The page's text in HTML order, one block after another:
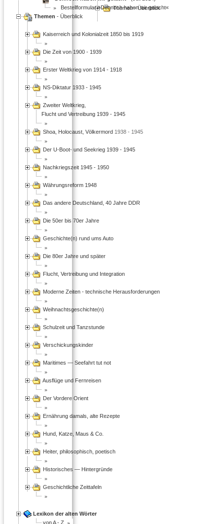
Themen - Überblick
Bestellformular »Dennoch haben wir gelacht«
Themen - Überblick
Kaiserreich und Kolonialzeit 1850 bis 1919
Die Zeit von 1900 - 1939
Erster Weltkrieg von 1914 - 1918
NS-Diktatur 1933 - 1945
Zweiter Weltkrieg,
Flucht und Vertreibung 1939 - 1945
Shoa, Holocaust, Völkermord 1938 - 1945
Der U-Boot- und Seekrieg 1939 - 1945
Nachkriegszeit 1945 - 1950
Währungsreform 1948
Das andere Deutschland, 40 Jahre DDR
Die 50er bis 70er Jahre
Geschichte(n) rund ums Auto
Die 80er Jahre und später
Flucht, Vertreibung und Integration
Moderne Zeiten - technische Herausforderungen
Weihnachtsgeschichte(n)
Schulzeit und Tanzstunde
Verschickungskinder
Maritimes — Seefahrt tut not
Ausflüge und Fernreisen
Der Vordere Orient
Ernährung damals, alte Rezepte
Hund, Katze, Maus & Co.
Heiter, philosophisch, poetisch
Historisches — Hintergründe
Geschichtliche Zeittafeln
Lexikon der alten Wörter
von A - Z